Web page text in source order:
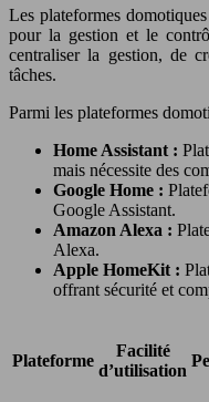
Les plateformes
pour la gestion et le
centraliser la gestion, de
tâches.
Parmi les plateformes
Home Assistant :
mais nécessite des
Google Home :
Google Assistant.
Amazon Alexa :
Alexa.
Apple HomeKit :
offrant sécurité et
Plateforme
Facilité
d’utilisation